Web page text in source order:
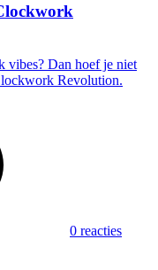
vibes? Dan hoef je niet
Revolution.
0 reacties